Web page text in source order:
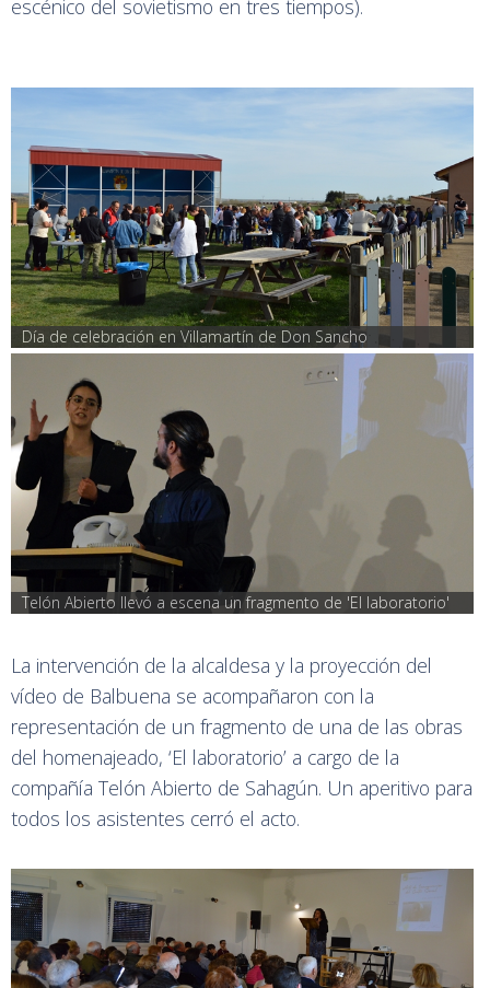
escénico del sovietismo en tres tiempos).
Día de celebración en Villamartín de Don Sancho
Telón Abierto llevó a escena un fragmento de 'El laboratorio'
La intervención de la alcaldesa y la proyección del
vídeo de Balbuena se acompañaron con la
representación de un fragmento de una de las obras
del homenajeado, ‘El laboratorio’ a cargo de la
compañía Telón Abierto de Sahagún. Un aperitivo para
todos los asistentes cerró el acto.